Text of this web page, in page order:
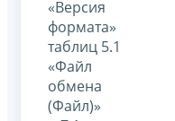
«Версия
формата»
таблиц 5.1
«Файл
обмена
(Файл)»